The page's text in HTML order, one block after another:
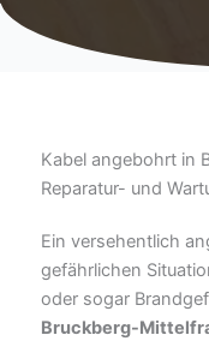
Kabel angebohrt in
Reparatur- und
Ein versehentlich
gefährlichen
oder sogar
Bruckberg-